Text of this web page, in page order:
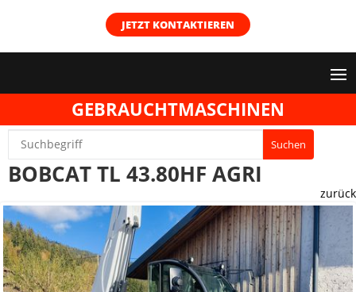
JETZT KONTAKTIEREN
GEBRAUCHTMASCHINEN
BOBCAT TL 43.80HF AGRI
zurück